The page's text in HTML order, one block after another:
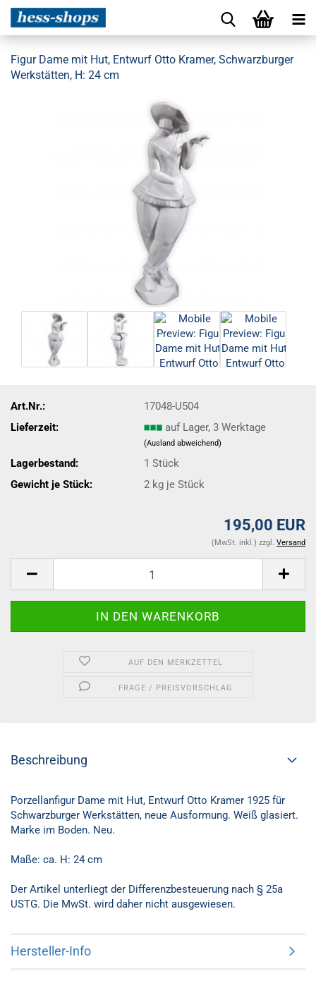
Figur Dame mit Hut, Entwurf Otto Kramer, Schwarzburger
Werkstätten, H: 24 cm
Art.Nr.:
17048-U504
Lieferzeit:
auf Lager, 3 Werktage
(Ausland abweichend)
Lagerbestand: 1Stück
Gewicht je Stück:
2 kg je Stück
195,00 EUR
(MwSt. inkl.) zzgl. Versand
AUF DEN MERKZETTEL
FRAGE / PREISVORSCHLAG
Beschreibung
Porzellanfigur Dame mit Hut, Entwurf Otto Kramer 1925 für
Schwarzburger Werkstätten, neue Ausformung. Weiß glasiert.
Marke im Boden. Neu.
Maße: ca. H: 24 cm
Der Artikel unterliegt der Differenzbesteuerung nach § 25a
USTG. Die MwSt. wird daher nicht ausgewiesen.
Hersteller-Info